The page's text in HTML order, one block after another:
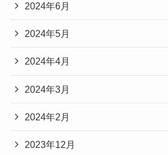
2024年6月
2024年5月
2024年4月
2024年3月
2024年2月
2023年12月